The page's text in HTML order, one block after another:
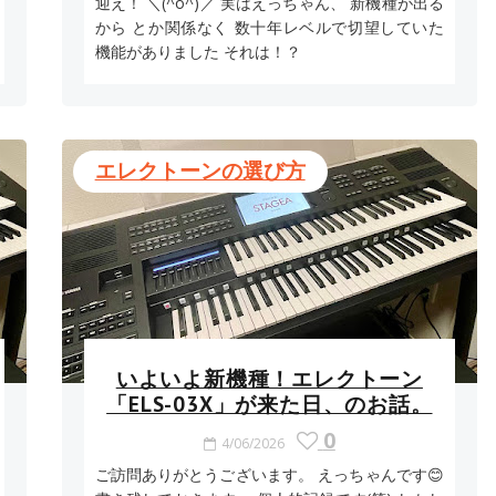
から とか関係なく 数十年レベルで切望していた
機能がありました それは！？
エレクトーンの選び方
いよいよ新機種！エレクトーン
「ELS-03X」が来た日、のお話。
4/06/2026 0
ご訪問ありがとうございます。 えっちゃんです😊